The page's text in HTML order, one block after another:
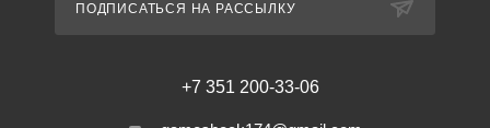
ПОДПИСАТЬСЯ НА РАССЫЛКУ
+7 351 200-33-06